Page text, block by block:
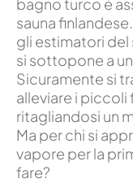
bagno turco è
sauna
gli estimatori del
si sottopone a
Sicuramente si
alleviare i piccoli
ritagliandosi un
Ma per chi si
vapore per la
fare?